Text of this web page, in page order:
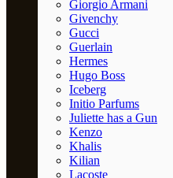
Giorgio Armani
Givenchy
Gucci
Guerlain
Hermes
Hugo Boss
Iceberg
Initio Parfums
Juliette has a Gun
Kenzo
Khalis
Kilian
Lacoste